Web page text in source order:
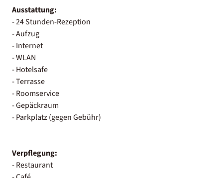
Ausstattung:
- 24 Stunden-Rezeption
- Aufzug
- Internet
- WLAN
- Hotelsafe
- Terrasse
- Roomservice
- Gepäckraum
- Parkplatz (gegen Gebühr)
Verpflegung:
- Restaurant